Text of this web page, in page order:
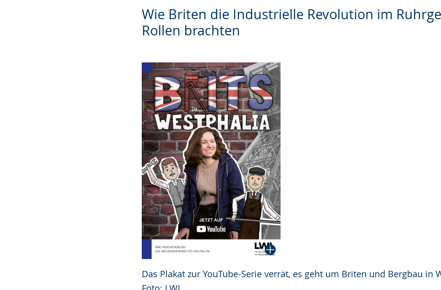
Wie Briten die Industrielle Revolution im
Rollen brachten
Das Plakat zur YouTube-Serie verrät, es geht um Briten und Bergbau in
Gebärdensprache
wird
angezeigt.